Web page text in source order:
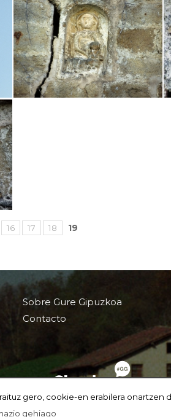
16 17 18 19
Sobre Gure Gipuzkoa
Contacto
gero, cookie-en erabilera onartzen
gehiago